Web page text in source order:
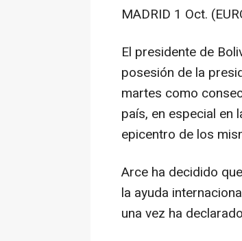
MADRID 1 Oct.
El presidente de
posesión de la
martes como
país, en especial en
epicentro de los
Arce ha decidido
la ayuda
una vez ha